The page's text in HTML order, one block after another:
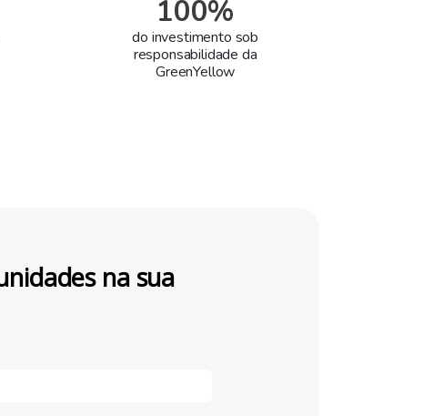
100%
do investimento sob
responsabilidade da
GreenYellow
na sua